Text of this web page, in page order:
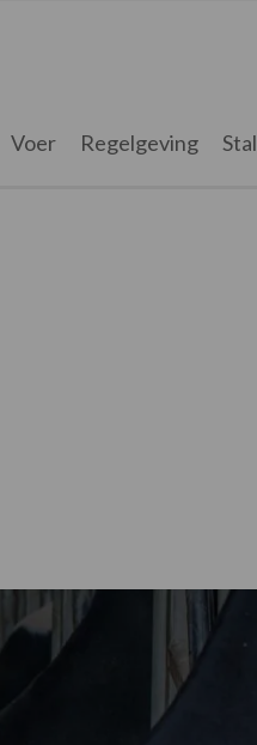
Voer Regelgeving Stal